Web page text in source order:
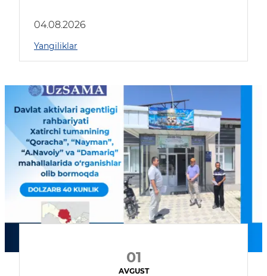
04.08.2026
Yangiliklar
01
AVGUST